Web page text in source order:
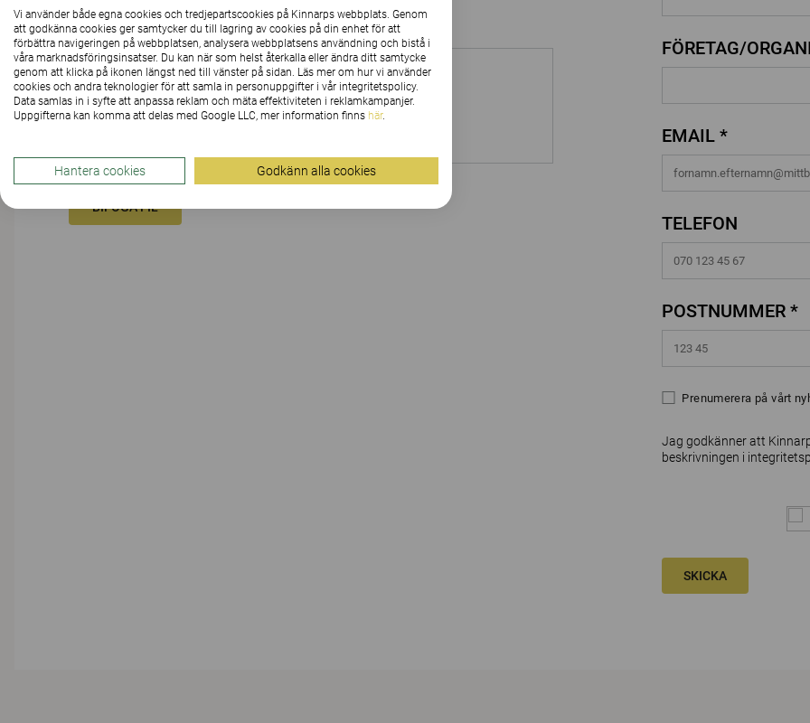
MEDDELANDE
BIFOGA FIL
FÖRETAG/
EMAIL *
TELEFON
POSTNUMMER *
Prenumerera på vårt
Jag godkänner att
beskrivningen i
SKICKA
Vi använder både egna cookies och tredjepartscookies på Kinnarps webbplats. Genom
att godkänna cookies ger samtycker du till lagring av cookies på din enhet för att
förbättra navigeringen på webbplatsen, analysera webbplatsens användning och bistå i
våra marknadsföringsinsatser. Du kan när som helst återkalla eller ändra ditt samtycke
genom att klicka på ikonen längst ned till vänster på sidan. Läs mer om hur vi använder
cookies och andra teknologier för att samla in personuppgifter i vår integritetspolicy.
Data samlas in i syfte att anpassa reklam och mäta effektiviteten i reklamkampanjer.
Uppgifterna kan komma att delas med Google LLC, mer information finns här.
Hantera cookies Godkänn alla cookies